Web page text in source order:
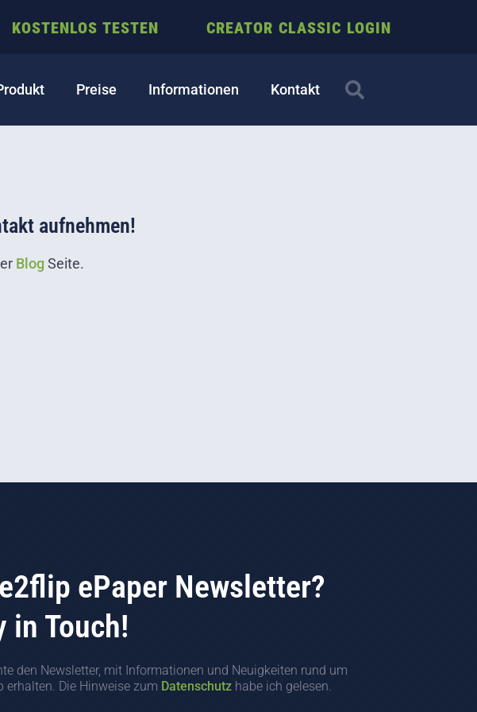
KOSTENLOS TESTEN CREATOR CLASSIC LOGIN
Preise Informationen Kontakt
aufnehmen!
Blog Seite.
ePaper Newsletter?
in Touch!
den Newsletter, mit Informationen und Neuigkeiten rund um
erhalten. Die Hinweise zum Datenschutz habe ich gelesen.